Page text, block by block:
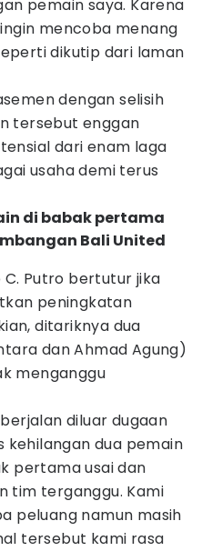
pemain saya. Karena
mencoba menang
dikutip dari laman
dengan selisih
tersebut enggan
dari enam laga
usaha demi terus
di babak pertama
Bali United
C. Putro bertutur jika
peningkatan
ditariknya dua
dan Ahmad Agung)
menganggu
diluar dugaan
kehilangan dua pemain
pertama usai dan
tim terganggu. Kami
peluang namun masih
tersebut kami rasa